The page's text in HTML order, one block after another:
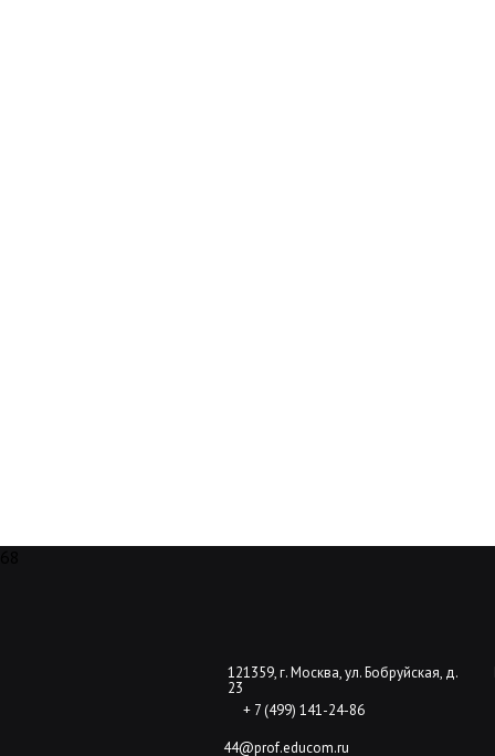
121359, г. Москва, ул. Бобруйская, д.
23
44@prof.educom.ru
+ 7 (499) 141-24-86